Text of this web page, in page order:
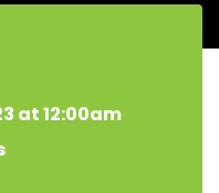
at 12:00am